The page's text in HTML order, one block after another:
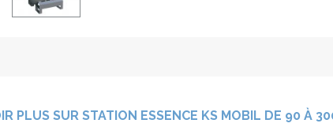
PLUS SUR STATION ESSENCE KS MOBIL DE 90 À